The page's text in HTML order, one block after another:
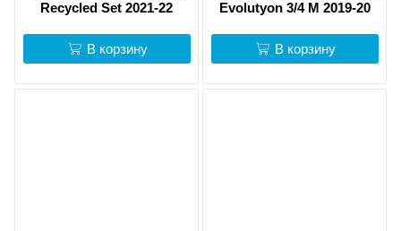
Recycled Set 2021-22
В корзину
Evolutyon 3/4 M 2019-20
В корзину